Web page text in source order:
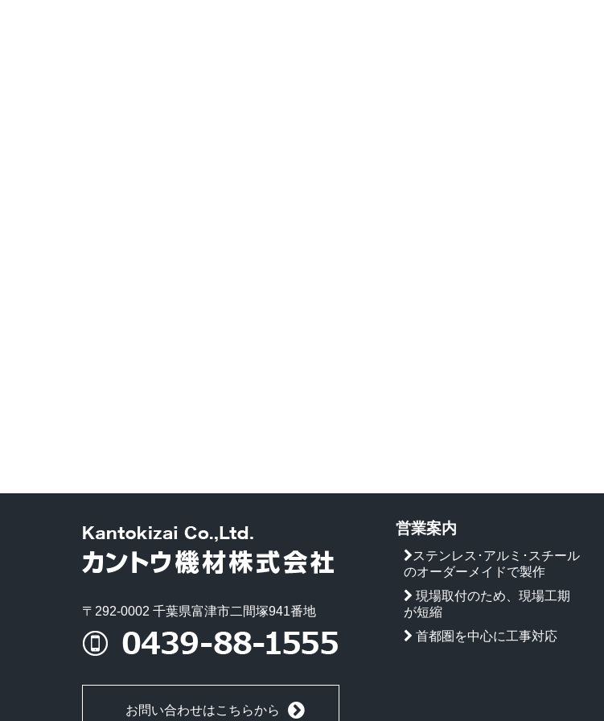
〒292-0002 千葉県富津市二間塚941番地
お問い合わせはこちらから
営業案内
ステンレス･アルミ･スチール
のオーダーメイドで製作
現場取付のため、現場工期
が短縮
首都圏を中心に工事対応